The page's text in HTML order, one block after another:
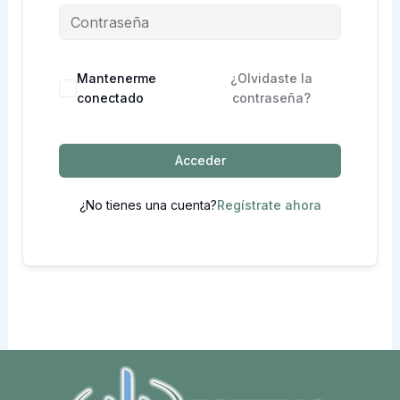
Mantenerme
conectado
¿Olvidaste la
contraseña?
Acceder
¿No tienes una cuenta?Regístrate ahora